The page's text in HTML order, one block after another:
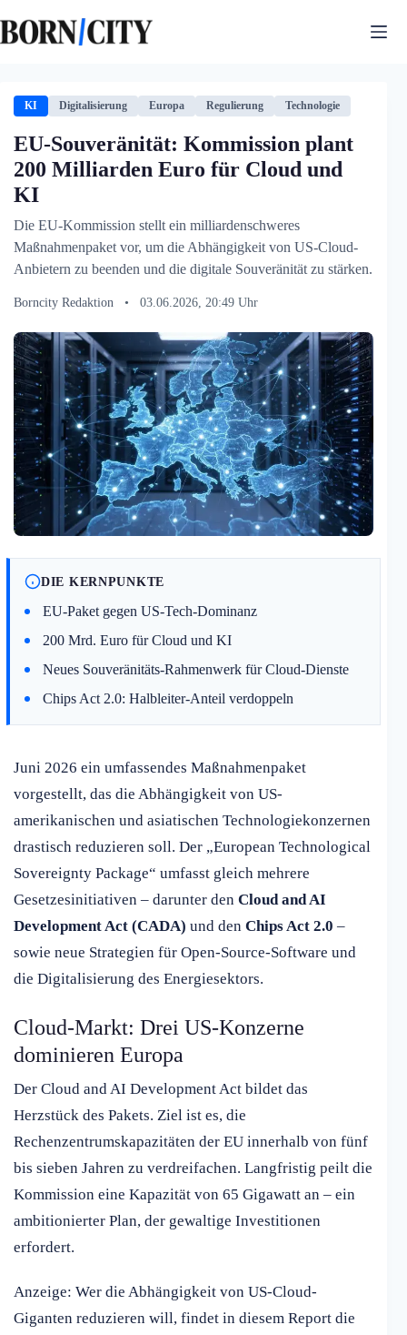
Inhalt
springen
KI Digitalisierung Europa Regulierung Technologie
EU-Souveränität: Kommission plant
200 Milliarden Euro für Cloud und
KI
Die EU-Kommission stellt ein milliardenschweres
Maßnahmenpaket vor, um die Abhängigkeit von US-Cloud-
Anbietern zu beenden und die digitale Souveränität zu stärken.
Borncity Redaktion • 03.06.2026, 20:49 Uhr
DIE KERNPUNKTE
EU-Paket gegen US-Tech-Dominanz
200 Mrd. Euro für Cloud und KI
Neues Souveränitäts-Rahmenwerk für Cloud-Dienste
Chips Act 2.0: Halbleiter-Anteil verdoppeln
Juni 2026 ein umfassendes Maßnahmenpaket
vorgestellt, das die Abhängigkeit von US-
amerikanischen und asiatischen Technologiekonzernen
drastisch reduzieren soll. Der „European Technological
Sovereignty Package“ umfasst gleich mehrere
Gesetzesinitiativen – darunter den Cloud and AI
Development Act (CADA) und den Chips Act 2.0 –
sowie neue Strategien für Open-Source-Software und
die Digitalisierung des Energiesektors.
Cloud-Markt: Drei US-Konzerne
dominieren Europa
Der Cloud and AI Development Act bildet das
Herzstück des Pakets. Ziel ist es, die
Rechenzentrumskapazitäten der EU innerhalb von fünf
bis sieben Jahren zu verdreifachen. Langfristig peilt die
Kommission eine Kapazität von 65 Gigawatt an – ein
ambitionierter Plan, der gewaltige Investitionen
erfordert.
Anzeige: Wer die Abhängigkeit von US-Cloud-
Giganten reduzieren will, findet in diesem Report die